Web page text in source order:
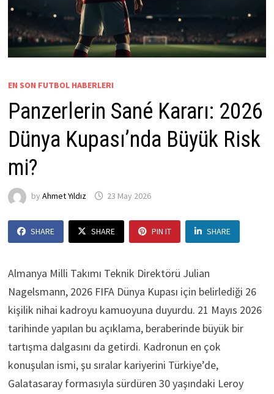
EN SON FUTBOL HABERLERI
Panzerlerin Sané Kararı: 2026
Dünya Kupası’nda Büyük Risk
mi?
by Ahmet Yıldız 23 May 2026
SHARE SHARE PIN IT SHARE
Almanya Milli Takımı Teknik Direktörü Julian
Nagelsmann, 2026 FIFA Dünya Kupası için belirlediği 26
kişilik nihai kadroyu kamuoyuna duyurdu. 21 Mayıs 2026
tarihinde yapılan bu açıklama, beraberinde büyük bir
tartışma dalgasını da getirdi. Kadronun en çok
konuşulan ismi, şu sıralar kariyerini Türkiye’de,
Galatasaray formasıyla sürdüren 30 yaşındaki Leroy